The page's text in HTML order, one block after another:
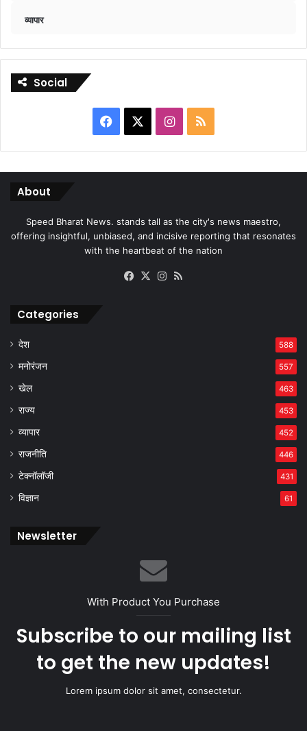
व्यापार
Social
Facebook Instagram
RSS
About
Speed Bharat News. stands tall as the city's news maestro,
offering insightful, unbiased, and incisive reporting that resonates
with the heartbeat of the nation
Facebook
X Instagram
Categories
देश 588
मनोरंजन 557
खेल 463
राज्य 453
व्यापार 452
राजनीति 446
टेक्नॉलॉजी 431
विज्ञान 61
Newsletter
With Product You Purchase
Subscribe to our mailing list
to get the new updates!
Lorem ipsum dolor sit amet, consectetur.